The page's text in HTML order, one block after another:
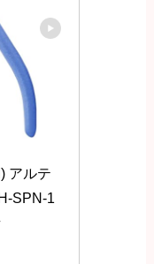
アルテ
SPN-1